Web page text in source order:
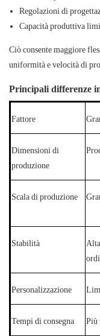
Regolazioni di
Capacità produttiva
Ciò consente maggiore
uniformità e velocità di
Principali differenze
Fattore
Dimensioni di
produzione
Scala di produzione
Stabilità
Personalizzazione
Tempi di consegna Più